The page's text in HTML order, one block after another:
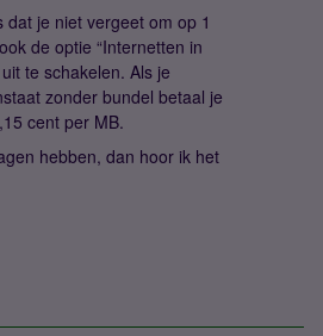
dat je niet vergeet om op 1
de optie “Internetten in
te schakelen. Als je
zonder bundel betaal je
cent per MB.
hebben, dan hoor ik het